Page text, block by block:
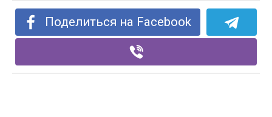
Поделиться на Facebook